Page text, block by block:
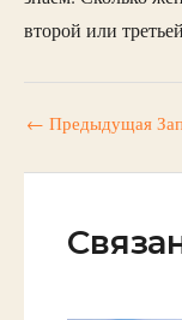
второй или
← Предыдущая